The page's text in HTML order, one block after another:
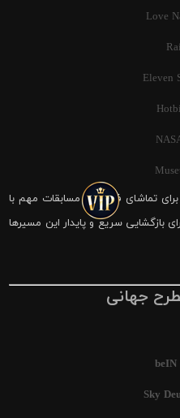
Love
Eleven
تماشای فوتبال و مسابقات مهم با
بازگشایی سریع و پایدار این مسیرها
جهانی
beIN
Sky